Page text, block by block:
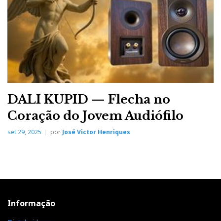
não. Em teoria, dentro de esferas não se formam ondas
estacionárias. Mas é impossível abstrair-nos de que as
colunas estão ali à nossa frente, tal o excesso visual.
Interessante ou apenas diferente? Novidade, novidade,
não são, pelo menos para os leitores do Hificlube (ver
reportagem do Highend 2010 ).
DALI KUPID — Flecha no
Coração do Jovem Audiófilo
set 29, 2025 porJosé Victor Henriques
Informação